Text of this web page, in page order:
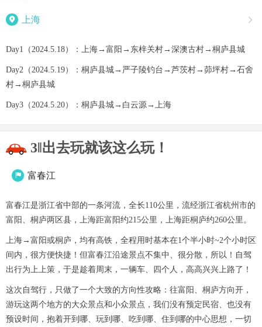
 上海 
Day1（2024.5.18）：上海→富阳→东梓关村→深澳古村→桐庐县城
Day2（2024.5.19）：桐庐县城→严子陵钓台→芦茨村→茆坪村→石舍
村→桐庐县城
Day3（2024.5.20）：桐庐县城→白云源→上海
3‖出去玩就该这么玩！
 富春江
富春江是浙江省中部的一条河流，全长110公里，流经浙江省杭州市的
富阳、桐庐两区县，上海距富阳约215公里，上海距桐庐约260公里。
上海→富阳或桐庐，均有高铁，全程用时基本在1个半小时~2个小时区
间内，很方便快捷！但富春江沿途景点不集中、很分散，所以！自驾
出行为上上策，于是趁着周末，一辆车、四个人，高高兴兴上路了！
这次自驾行，只做了一个大致的方向性攻略：往富阳、桐庐方向开，
游玩这两个地方的大众景点和小众景点，我们没有预定民宿、也没有
预设时间，抱着开到哪、玩到哪、吃到哪、住到哪的中心思想，一切